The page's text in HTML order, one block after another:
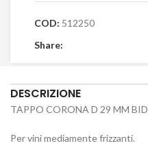
COD: 512250
Share:
DESCRIZIONE
TAPPO CORONA D 29 MM
Per vini mediamente frizzanti.